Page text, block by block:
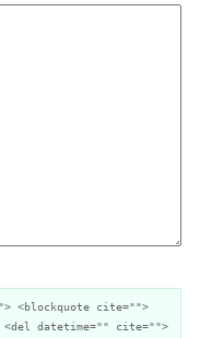
<blockquote cite="">
<del datetime="" cite="">